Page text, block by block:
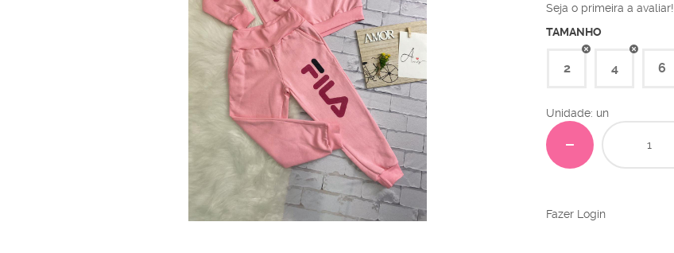
Seja o primeira a avaliar!
TAMANHO
2 4 6
Unidade: un
Fazer Login